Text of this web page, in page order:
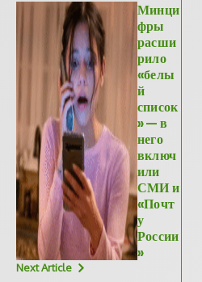
Минци
фры
расши
рило
«белы
й
список
» — в
него
включ
или
СМИ и
«Почт
у
России
»
Next Article